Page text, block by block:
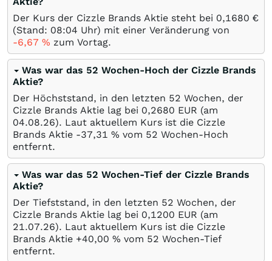
Der Kurs der Cizzle Brands Aktie steht bei 0,1680 €
(Stand: 08:04 Uhr) mit einer Veränderung von
-6,67 % zum Vortag.
Was war das 52 Wochen-Hoch der Cizzle Brands
Aktie?
Der Höchststand, in den letzten 52 Wochen, der
Cizzle Brands Aktie lag bei 0,2680 EUR (am
04.08.26). Laut aktuellem Kurs ist die Cizzle
Brands Aktie -37,31 % vom 52 Wochen-Hoch
entfernt.
Was war das 52 Wochen-Tief der Cizzle Brands
Aktie?
Der Tiefststand, in den letzten 52 Wochen, der
Cizzle Brands Aktie lag bei 0,1200 EUR (am
21.07.26). Laut aktuellem Kurs ist die Cizzle
Brands Aktie +40,00 % vom 52 Wochen-Tief
entfernt.